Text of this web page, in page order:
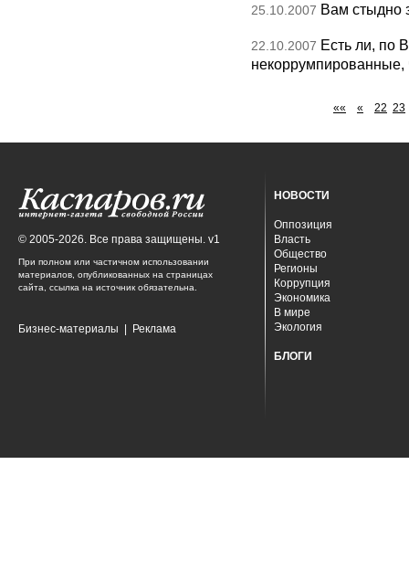
25.10.2007 Вам стыдно
22.10.2007 Есть ли, по
«« « 22 23
© 2005-2026. Все права защищены. v1
При полном или частичном использовании
материалов, опубликованных на страницах
сайта, ссылка на источник обязательна.
Бизнес-материалы Реклама
НОВОСТИ
Оппозиция
Власть
Общество
Регионы
Коррупция
Экономика
В мире
Экология
БЛОГИ